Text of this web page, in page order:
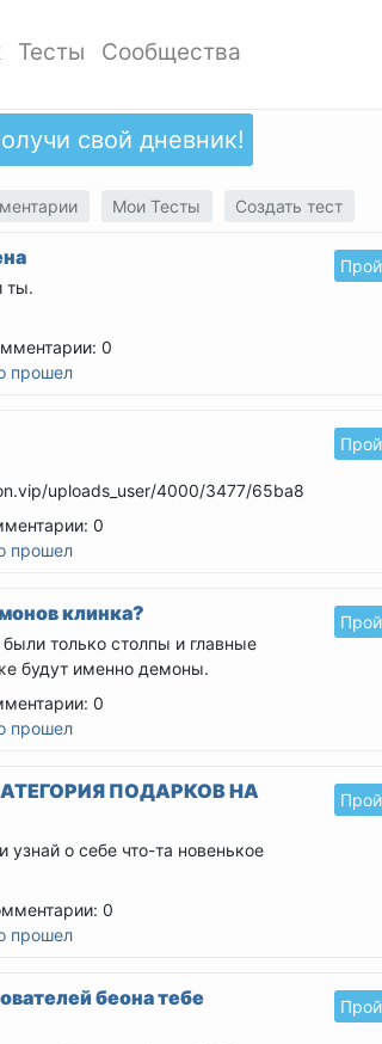
Тесты
Добавить тест
Популярные тесты
Новые тесты
Сообщества
Создать сообщество
Обзор сообществ
свой дневник!
Мои Тесты Создать тест
ты.
0
прошел
uploads_user/4000/3477/
0
прошел
клинка?
только столпы и главные
будут именно демоны.
0
прошел
ПОДАРКОВ НА
узнай о себе что-та новенькое
0
прошел
беона тебе